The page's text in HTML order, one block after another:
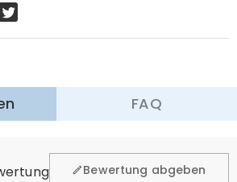
Arbeitstage
wir Ihnen 60 Tage Rückgaberecht.
FAQ
Bewertung abgeben